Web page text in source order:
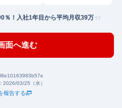
％！入社1年目から平均月収39万
面へ進む
2026/03/25（水）
報告する